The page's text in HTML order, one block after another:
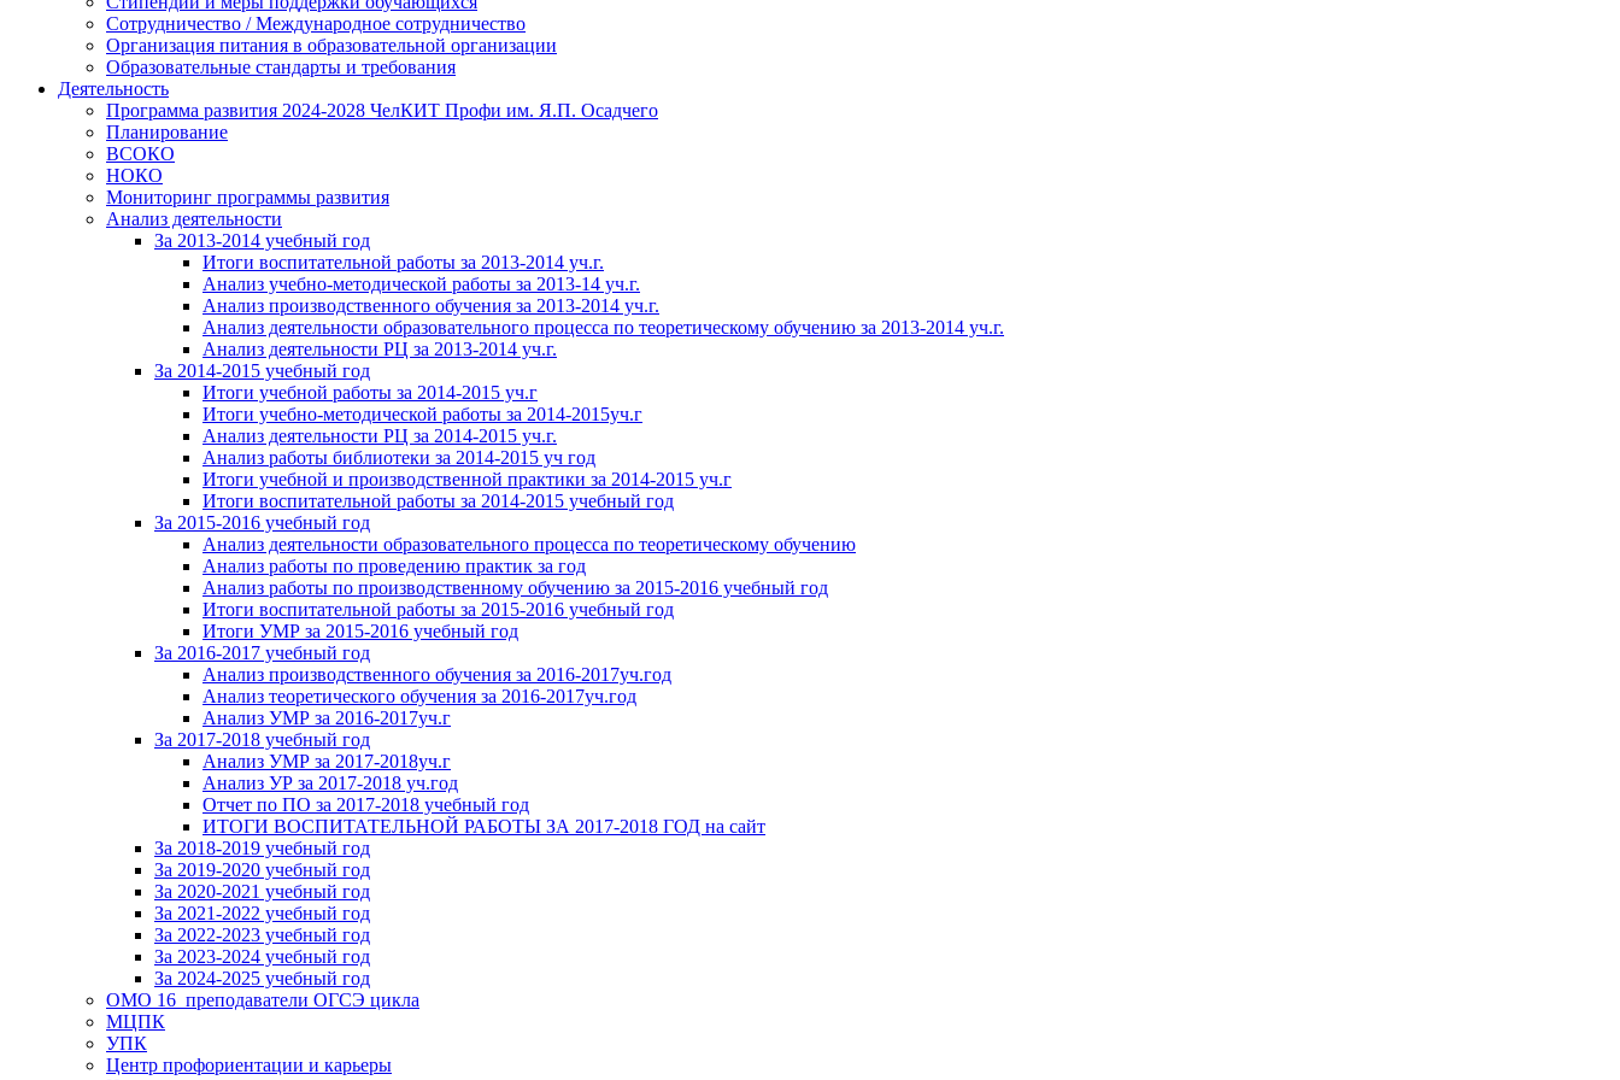
Сотрудничество / Международное сотрудничество
Организация питания в образовательной организации
Образовательные стандарты и требования
Деятельность
Программа развития 2024-2028 ЧелКИТ Профи им. Я.П. Осадчего
Планирование
ВСОКО
НОКО
Мониторинг программы развития
Анализ деятельности
За 2013-2014 учебный год
Итоги воспитательной работы за 2013-2014 уч.г.
Анализ учебно-методической работы за 2013-14 уч.г.
Анализ производственного обучения за 2013-2014 уч.г.
Анализ деятельности образовательного процесса по теоретическому обучению за 2013-2014 уч.г.
Анализ деятельности РЦ за 2013-2014 уч.г.
За 2014-2015 учебный год
Итоги учебной работы за 2014-2015 уч.г
Итоги учебно-методической работы за 2014-2015уч.г
Анализ деятельности РЦ за 2014-2015 уч.г.
Анализ работы библиотеки за 2014-2015 уч год
Итоги учебной и производственной практики за 2014-2015 уч.г
Итоги воспитательной работы за 2014-2015 учебный год
За 2015-2016 учебный год
Анализ деятельности образовательного процесса по теоретическому обучению
Анализ работы по проведению практик за год
Анализ работы по производственному обучению за 2015-2016 учебный год
Итоги воспитательной работы за 2015-2016 учебный год
Итоги УМР за 2015-2016 учебный год
За 2016-2017 учебный год
Анализ производственного обучения за 2016-2017уч.год
Анализ теоретического обучения за 2016-2017уч.год
Анализ УМР за 2016-2017уч.г
За 2017-2018 учебный год
Анализ УМР за 2017-2018уч.г
Анализ УР за 2017-2018 уч.год
Отчет по ПО за 2017-2018 учебный год
ИТОГИ ВОСПИТАТЕЛЬНОЙ РАБОТЫ ЗА 2017-2018 ГОД на сайт
За 2018-2019 учебный год
За 2019-2020 учебный год
За 2020-2021 учебный год
За 2021-2022 учебный год
За 2022-2023 учебный год
За 2023-2024 учебный год
За 2024-2025 учебный год
ОМО 16_преподаватели ОГСЭ цикла
МЦПК
УПК
Центр профориентации и карьеры